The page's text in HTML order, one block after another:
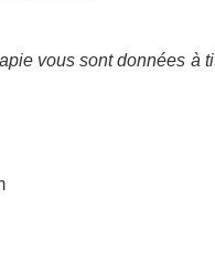
vous sont données à